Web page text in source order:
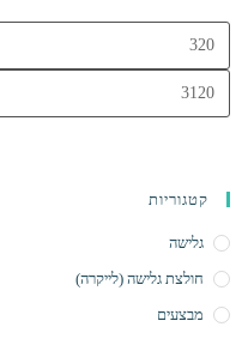
קטגוריות
גלישה
חולצת גלישה (לייקרה)
מבצעים